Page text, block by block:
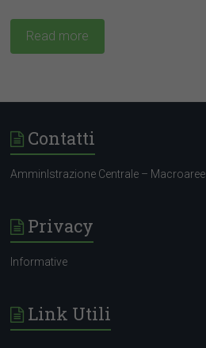
Read more
Contatti
AmminIstrazione Centrale – Macroaree
Privacy
Informative
Link Utili